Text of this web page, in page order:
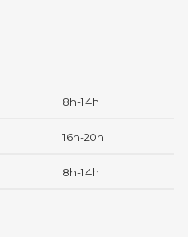
8h-14h
16h-20h
8h-14h